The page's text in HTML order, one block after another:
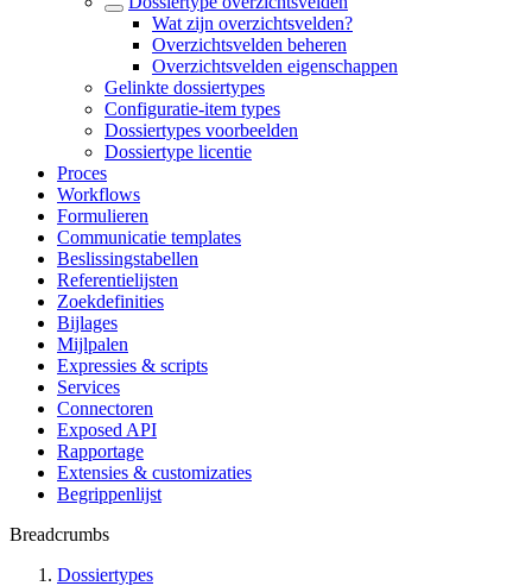
Wat zijn overzichtsvelden?
Overzichtsvelden beheren
Overzichtsvelden eigenschappen
Gelinkte dossiertypes
Configuratie-item types
Dossiertypes voorbeelden
Dossiertype licentie
Proces
Workflows
Formulieren
Communicatie templates
Beslissingstabellen
Referentielijsten
Zoekdefinities
Bijlages
Mijlpalen
Expressies & scripts
Services
Connectoren
Exposed API
Rapportage
Extensies & customizaties
Begrippenlijst
Breadcrumbs
Dossiertypes